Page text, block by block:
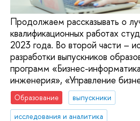
Продолжаем рассказывать о
квалификационных работах
2023 года. Во второй части –
разработки выпускников
программ «Бизнес-
инженерия», «Управление
Образование
выпускники
исследования и аналитика